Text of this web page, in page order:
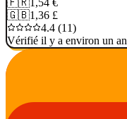
🇫🇷 1,54 €
🇬🇧1,36 £
4.4 (11)
Vérifié il y a environ un an